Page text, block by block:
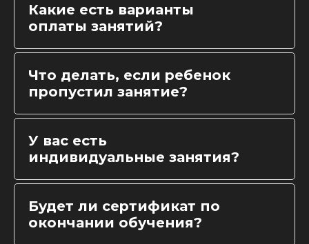
Какие есть варианты
оплаты занятий?
Что делать, если ребенок
пропустил занятие?
У вас есть
индивидуальные занятия?
Будет ли сертификат по
окончании обучения?